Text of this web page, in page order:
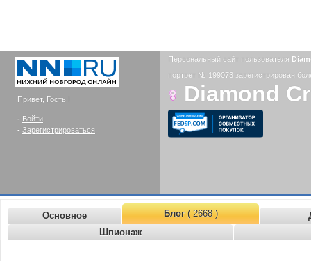
Привет, Гость !
- Войти
- Зарегистрироваться
Персональный сайт пользователя
портрет № 199073 зарегистрирован
Diamond
Основное Блог( 2668 )
Шпионаж